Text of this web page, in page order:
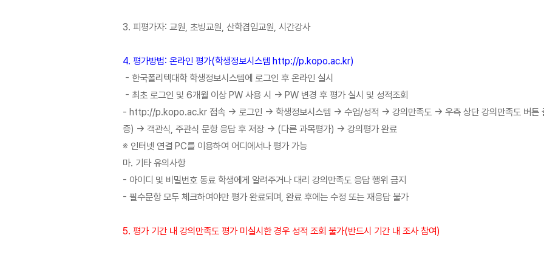
3. 피평가자: 교원, 초빙교원, 산학겸임교원, 시간강사
4. 평가방법: 온라인 평가(학생정보시스템 http://p.kopo.ac.kr)
- 한국폴리텍대학 학생정보시스템에 로그인 후 온라인 실시
- 최초 로그인 및 6개월 이상 PW 사용 시 → PW 변경 후 평가 실시 및 성적조회
- http://p.kopo.ac.kr 접속 → 로그인 → 학생정보시스템 → 수업/성적 → 강의만족도 → 우측 상단 강의만족도 버튼
증) → 객관식, 주관식 문항 응답 후 저장 → (다른 과목평가) → 강의평가 완료
※ 인터넷 연결 PC를 이용하여 어디에서나 평가 가능
마. 기타 유의사항
- 아이디 및 비밀번호 동료 학생에게 알려주거나 대리 강의만족도 응답 행위 금지
- 필수문항 모두 체크하여야만 평가 완료되며, 완료 후에는 수정 또는 재응답 불가
5. 평가 기간 내 강의만족도 평가 미실시한 경우 성적 조회 불가(반드시 기간 내 조사 참여)